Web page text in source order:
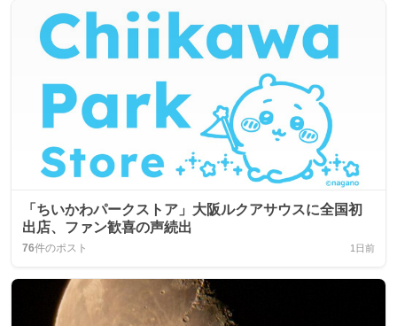
「ちいかわパークストア」大阪ルクアサウスに全国初
出店、ファン歓喜の声続出
76件のポスト 1日前